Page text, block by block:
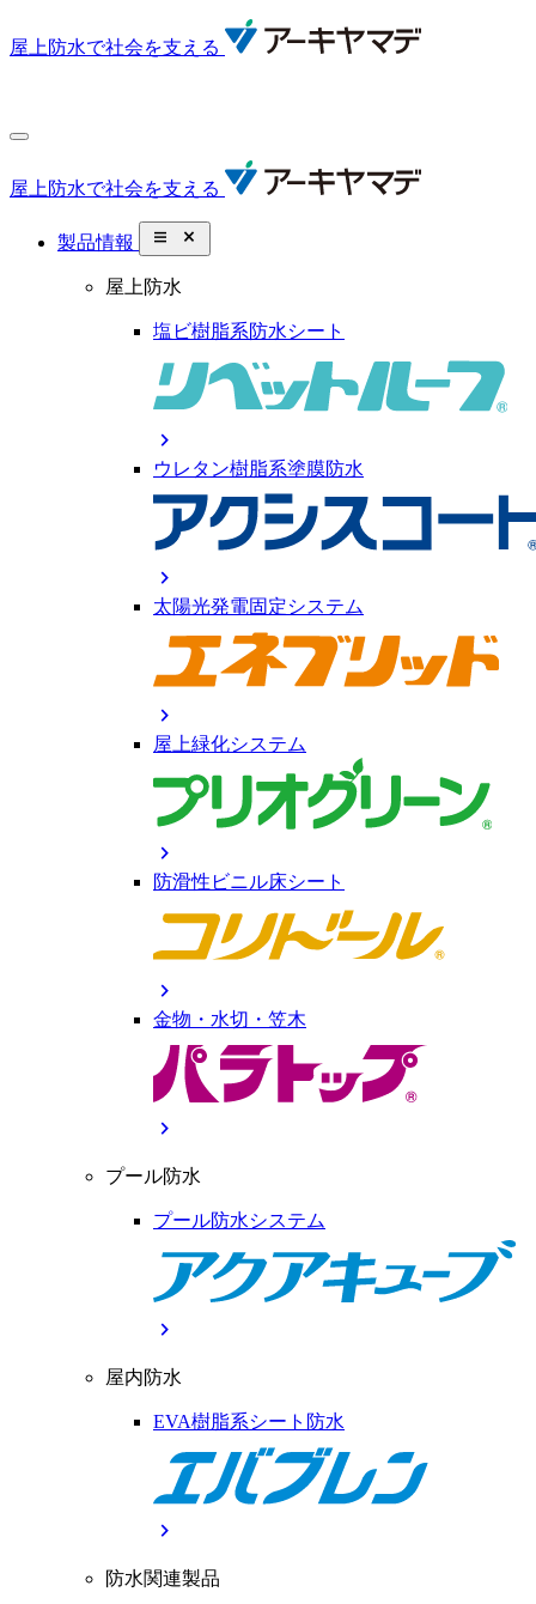
屋上防水で社会を支える
屋上防水で社会を支える
製品情報 close_small
屋上防水
塩ビ樹脂系防水シート
chevron_right
ウレタン樹脂系塗膜防水
chevron_right
太陽光発電固定システム
chevron_right
屋上緑化システム
chevron_right
防滑性ビニル床シート
chevron_right
金物・水切・笠木
chevron_right
プール防水
プール防水システム
chevron_right
屋内防水
EVA樹脂系シート防水
chevron_right
防水関連製品